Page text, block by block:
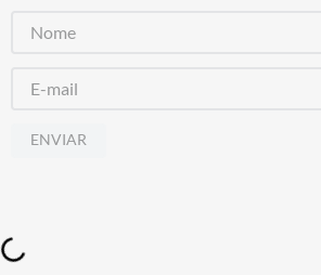
ENVIAR